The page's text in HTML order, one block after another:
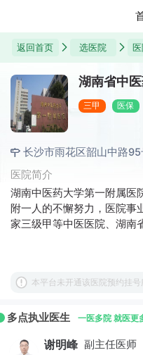
返回首页 选医院
湖南省中
三甲 医保
长沙市雨花区韶山中路95
医院简介
湖南中医药大学第一附属医
附一人的不懈努力，医院事
家三级甲等中医医院、湖南
本平台未开通该医院预约挂
多点执业医生 一医多院 就医更
谢明峰 副主任医师